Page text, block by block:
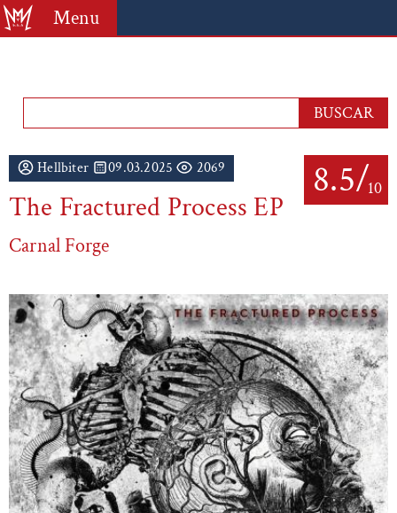
Menu
8.5/10
Hellbiter 09.03.2025 2069
The Fractured Process EP
Carnal Forge